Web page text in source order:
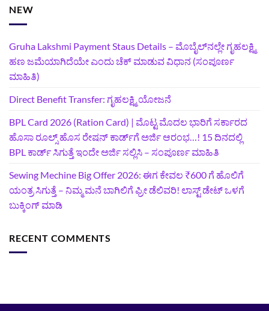
NEW
Gruha Lakshmi Payment Staus Details – ಮೊಬೈಲ್‌ನಲ್ಲೇ ಗೃಹಲಕ್ಷ್ಮಿ
ಹಣ ಜಮೆಯಾಗಿದೆಯೇ ಎಂದು ಚೆಕ್ ಮಾಡುವ ವಿಧಾನ (ಸಂಪೂರ್ಣ
ಮಾಹಿತಿ)
Direct Benefit Transfer: ಗೃಹಲಕ್ಷ್ಮಿ ಯೋಜನೆ
BPL Card 2026 (Ration Card) | ಮೊಟ್ಟ ಮೊದಲ ಭಾರಿಗೆ ಸರ್ಕಾರದ
ಹೊಸಾ ರೂಲ್ಸ್ ಹೊಸ ರೇಷನ್ ಕಾರ್ಡ್‌ಗೆ ಅರ್ಜಿ ಆರಂಭ…! 15 ದಿನದಲ್ಲಿ
BPL ಕಾರ್ಡ್ ಸಿಗುತ್ತೆ ಇಂದೇ ಅರ್ಜಿ ಸಲ್ಲಿಸಿ – ಸಂಪೂರ್ಣ ಮಾಹಿತಿ
Sewing Mechine Big Offer 2026: ಈಗ ಕೇವಲ ₹600 ಗೆ ಹೊಲಿಗೆ
ಯಂತ್ರ ಸಿಗುತ್ತೆ – ನಿಮ್ಮ ಮನೆ ಬಾಗಿಲಿಗೆ‍ ಫ್ರೀ ಡೆಲಿವರಿ! ಲಾಸ್ಟ್‌ ಡೇಟ್‌ ಒಳಗೆ
ಬುಕ್ಕಿಂಗ್‌ ಮಾಡಿ
RECENT COMMENTS